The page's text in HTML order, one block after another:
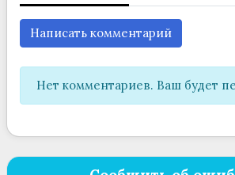
Написать комментарий
Нет комментариев. Ваш будет